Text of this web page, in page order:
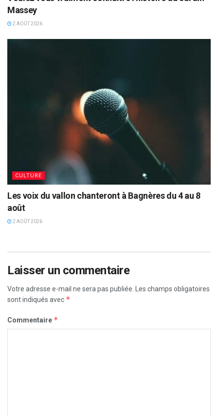
Massey
2 AOÛT 2026
CULTURE
Les voix du vallon chanteront à Bagnères du 4 au 8
août
2 AOÛT 2026
Laisser un commentaire
Votre adresse e-mail ne sera pas publiée. Les champs obligatoires
sont indiqués avec *
Commentaire *